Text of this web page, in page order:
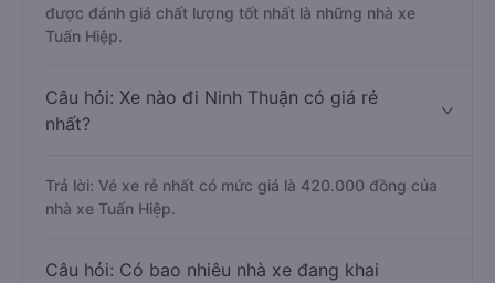
được đánh giá chất lượng tốt nhất là những nhà xe
Tuấn Hiệp.
Câu hỏi: Xe nào đi Ninh Thuận có giá rẻ
nhất?
Trả lời: Vé xe rẻ nhất có mức giá là 420.000 đồng của
nhà xe Tuấn Hiệp.
Câu hỏi: Có bao nhiêu nhà xe đang khai